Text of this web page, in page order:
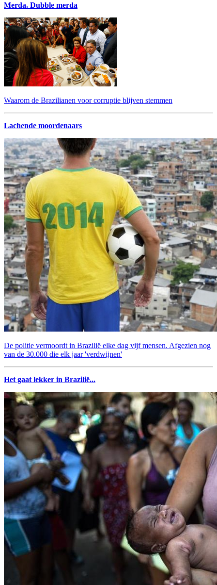
Merda. Dubble merda
Waarom de Brazilianen voor corruptie blijven stemmen
Lachende moordenaars
De politie vermoordt in Brazilië elke dag vijf mensen. Afgezien nog
van de 30.000 die elk jaar 'verdwijnen'
Het gaat lekker in Brazilië...